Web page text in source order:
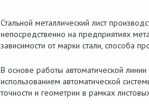
Стальной металлический лист
непосредственно на предприятиях
зависимости от марки стали, способа
В основе работы автоматической
использованием автоматической
точности и геометрии в рамках